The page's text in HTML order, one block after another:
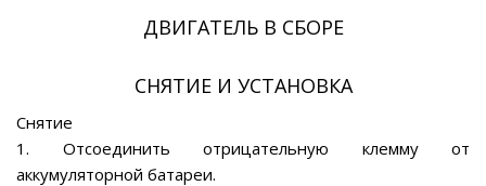
ДВИГАТЕЛЬ В СБОРЕ
СНЯТИЕ И УСТАНОВКА
Снятие
1. Отсоединить отрицательную клемму от
аккумуляторной батареи.